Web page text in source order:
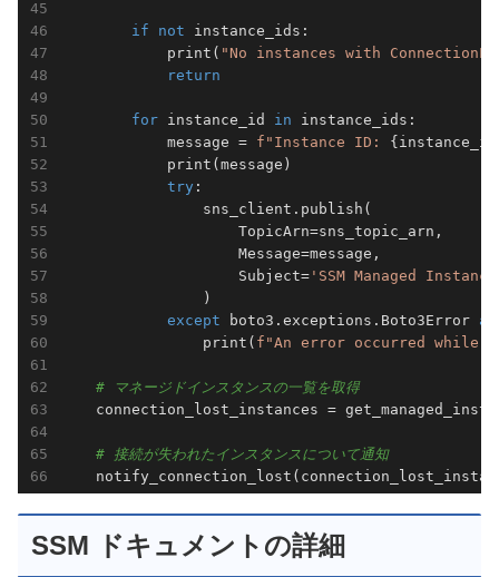
if not instance_ids:
            print(
"No instances with
return
for instance_id in instance_ids:
            message =
f"Instance ID:
            print(message)
try :
                sns_client.publish(
                    TopicArn=sns_topic_arn,
                    Message=message,
                    Subject=
'SSM Managed
                )
except boto3.exceptions.Boto3Error as
                print(
f"An error occurred while
# マネージ
connection_lost_instances =
# 接続が
SSM ドキュメントの詳細